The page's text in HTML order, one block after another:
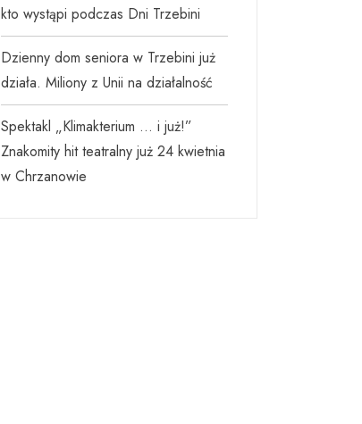
kto wystąpi podczas Dni Trzebini
Dzienny dom seniora w Trzebini już
działa. Miliony z Unii na działalność
Spektakl „Klimakterium … i już!”
Znakomity hit teatralny już 24 kwietnia
w Chrzanowie